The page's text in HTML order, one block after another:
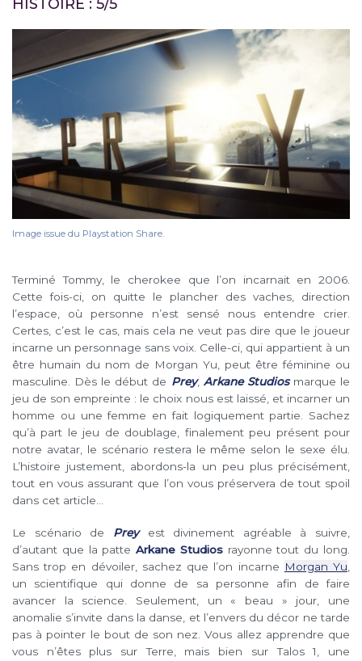
HISTOIRE : 5/5
Image issue du Playstation Share.
Terminé Tommy, le cherokee que l’on incarnait en 2006.
Cette fois-ci, on quitte le plancher des vaches, direction
l’espace, où personne n’est sensé nous entendre crier.
Certes, c’est le cas, mais cela ne veut pas dire que le joueur
incarne un personnage sans voix. Celle-ci, qui appartient à un
être humain du nom de Morgan Yu, peut être féminine ou
masculine. Dès le début de Prey, Arkane Studiosmarque le
jeu de son empreinte : le choix nous est laissé, et incarner un
homme ou une femme en fait logiquement partie. Sachez
qu’à part le jeu de doublage, finalement peu présent pour
notre avatar, le scénario restera le même selon le sexe élu.
L’histoire justement, abordons-la un peu plus précisément,
tout en vous assurant que l’on vous préservera de tout spoil
dans cet article…
Le scénario de Preyest divinement agréable à suivre,
d’autant que la patteArkane Studiosrayonne tout du long.
Sans trop en dévoiler, sachez que l’on incarne Morgan Yu,
un scientifique qui donne de sa personne afin de faire
avancer la science. Seulement, un « beau » jour, une
anomalie s’invite dans la danse, et l’envers du décor ne tarde
pas à pointer le bout de son nez. Vous allez apprendre que
vous n’êtes plus sur Terre, mais bien sur Talos 1, une